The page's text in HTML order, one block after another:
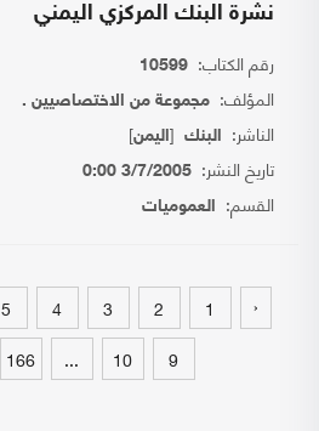
نشرة البنك المركزي اليمني
رقم الكتاب: 10599
المؤلف: مجموعة من الاختصاصيين .
الناشر: البنك [اليمن]
تاريخ النشر: 3/7/2005 0:00
القسم: العموميات
‹
1
2
3
4
5
9
10
...
166